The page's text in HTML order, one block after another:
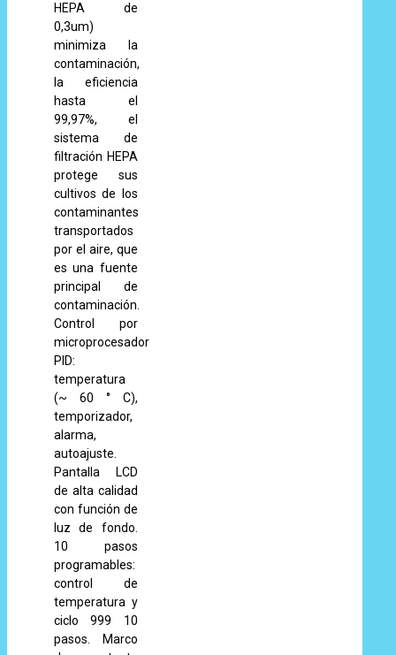
HEPA de
0,3um)
minimiza la
contaminación,
la eficiencia
hasta el
99,97%, el
sistema de
filtración HEPA
protege sus
cultivos de los
contaminantes
transportados
por el aire, que
es una fuente
principal de
contaminación.
Control por
microprocesador
PID:
temperatura
(~ 60 ° C),
temporizador,
alarma,
autoajuste.
Pantalla LCD
de alta calidad
con función de
luz de fondo.
10 pasos
programables:
control de
temperatura y
ciclo 999 10
pasos. Marco